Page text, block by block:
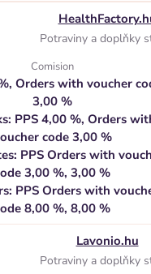
Potraviny a doplňky
Comision
Orders with voucher
3,00 %
PPS 4,00 %, Orders
code 3,00 %
PPS Orders with
3,00 %, 3,00 %
PPS Orders with
8,00 %, 8,00 %
Lavonio.hu
Potraviny a doplňky